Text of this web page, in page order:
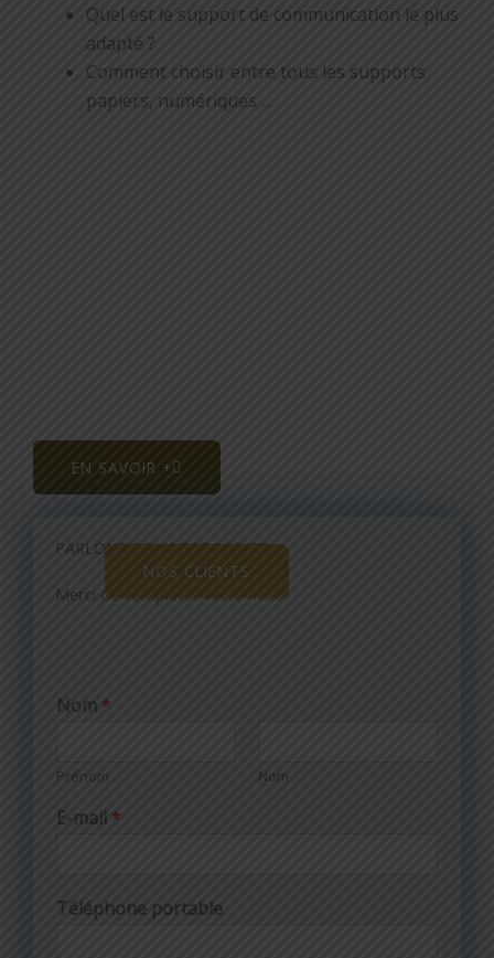
Quel est le support de communication le plus
adapté ?
Comment choisir entre tous les supports
papiers, numériques …
NOS CLIENTS
EN SAVOIR +
PARLONS DE VOTRE PROJET
Merci de compléter cette fiche
Nom *
Prénom Nom
E-mail *
Téléphone portable